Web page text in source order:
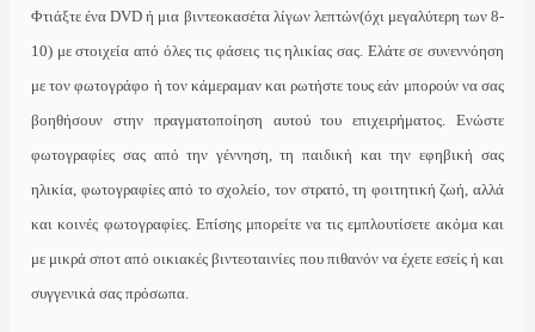
Φτιάξτε έναDVD ή μια βιντεοκασέτα λίγων λεπτών(όχι μεγαλύτερη των 8-
10) με στοιχεία από όλες τις φάσεις τις ηλικίας σας. Ελάτε σε συνεννόηση
με τον φωτογράφο ή τον κάμεραμαν και ρωτήστε τους εάν μπορούν να σας
βοηθήσουν στην πραγματοποίηση αυτού του επιχειρήματος. Ενώστε
φωτογραφίες σας από την γέννηση, τη παιδική και την εφηβική σας
ηλικία, φωτογραφίες από το σχολείο, τον στρατό, τη φοιτητική ζωή, αλλά
και κοινές φωτογραφίες. Επίσης μπορείτε να τις εμπλουτίσετε ακόμα και
με μικρά σποτ από οικιακές βιντεοταινίες που πιθανόν να έχετε εσείς ή και
συγγενικά σας πρόσωπα.